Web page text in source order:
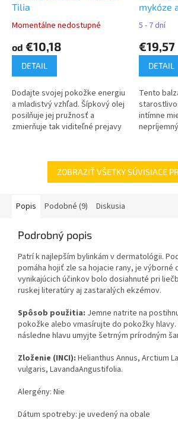
Tilia
Momentálne nedostupné
od €10,18
DETAIL
Dodajte svojej pokožke energiu
a mladistvý vzhľad. Šípkový olej
posilňuje jej pružnosť a
zmierňuje tak viditeľné prejavy
mykóze
Original
5 - 7 dní
€19,57
DETAIL
Tento
intímne
ZOBRAZIŤ VŠETKY SÚVISIACE
Popis Podobné (9) Diskusia
Podrobný popis
Patrí k najlepším bylinkám v dermatológii.
pomáha hojiť zle sa hojacie rany, je výborné
vynikajúcich účinkov bolo dosiahnuté pri
ruskej literatúry aj zastaralých ekzémov.
Spôsob použitia: Jemne natrite na
pokožke alebo vmasírujte do pokožky
následne hlavu umyjte šetrným prírodným
Zloženie (INCI): Helianthus Annus, Arctium
vulgaris, LavandaAngustifolia.
Alergény: Nie
Dátum spotreby: je uvedený na obale